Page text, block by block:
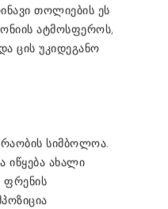
თოლიების ეს
ატმოსფეროს,
ცის უკიდეგანო
სიმბოლოა.
იწყება ახალი
ფრენის